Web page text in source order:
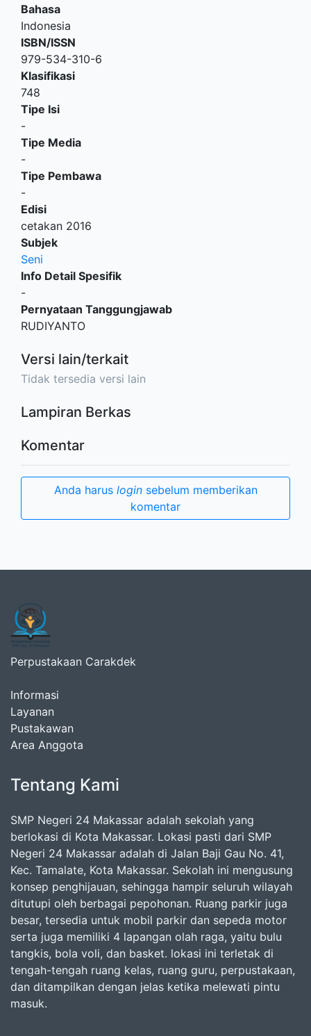
Bahasa
Indonesia
ISBN/ISSN
979-534-310-6
Klasifikasi
748
Tipe Isi
-
Tipe Media
-
Tipe Pembawa
-
Edisi
cetakan 2016
Subjek
Seni
Info Detail Spesifik
-
Pernyataan Tanggungjawab
RUDIYANTO
Versi lain/terkait
Tidak tersedia versi lain
Lampiran Berkas
Komentar
Anda harus loginsebelum memberikan
komentar
Perpustakaan Carakdek
Informasi
Layanan
Pustakawan
Area Anggota
Tentang Kami
SMP Negeri 24 Makassar adalah sekolah yang
berlokasi di Kota Makassar. Lokasi pasti dari SMP
Negeri 24 Makassar adalah di Jalan Baji Gau No. 41,
Kec. Tamalate, Kota Makassar. Sekolah ini mengusung
konsep penghijauan, sehingga hampir seluruh wilayah
ditutupi oleh berbagai pepohonan. Ruang parkir juga
besar, tersedia untuk mobil parkir dan sepeda motor
serta juga memiliki 4 lapangan olah raga, yaitu bulu
tangkis, bola voli, dan basket. lokasi ini terletak di
tengah-tengah ruang kelas, ruang guru, perpustakaan,
dan ditampilkan dengan jelas ketika melewati pintu
masuk.